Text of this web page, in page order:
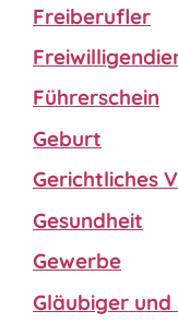
Freiberufler
Führerschein
Geburt
Gerichtliches
Gesundheit
Gewerbe
Gläubiger und